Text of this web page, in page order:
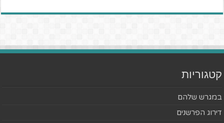
קטגוריות
במגרש שלהם
דירוג הפרשנים